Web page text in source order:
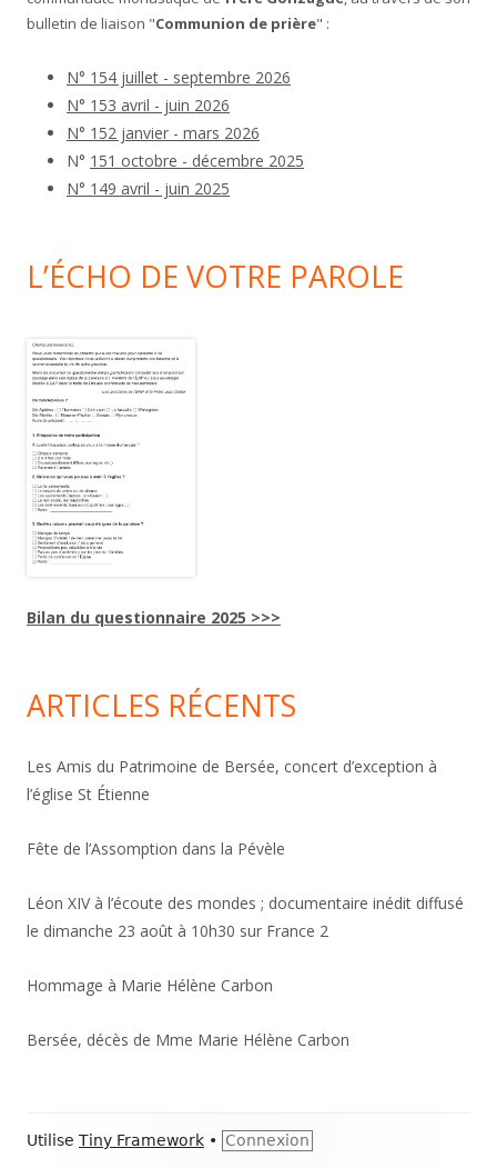
bulletin de liaison "Communion de prière" :
N° 154 juillet - septembre 2026
N° 153 avril - juin 2026
N° 152 janvier - mars 2026
N° 151 octobre - décembre 2025
N° 149 avril - juin 2025
L’ÉCHO DE VOTRE PAROLE
Bilan du questionnaire 2025 >>>
ARTICLES RÉCENTS
Les Amis du Patrimoine de Bersée, concert d’exception à
l’église St Étienne
Fête de l’Assomption dans la Pévèle
Léon XIV à l’écoute des mondes ; documentaire inédit diffusé
le dimanche 23 août à 10h30 sur France 2
Hommage à Marie Hélène Carbon
Bersée, décès de Mme Marie Hélène Carbon
Contenu
Utilise Tiny Framework • Connexion